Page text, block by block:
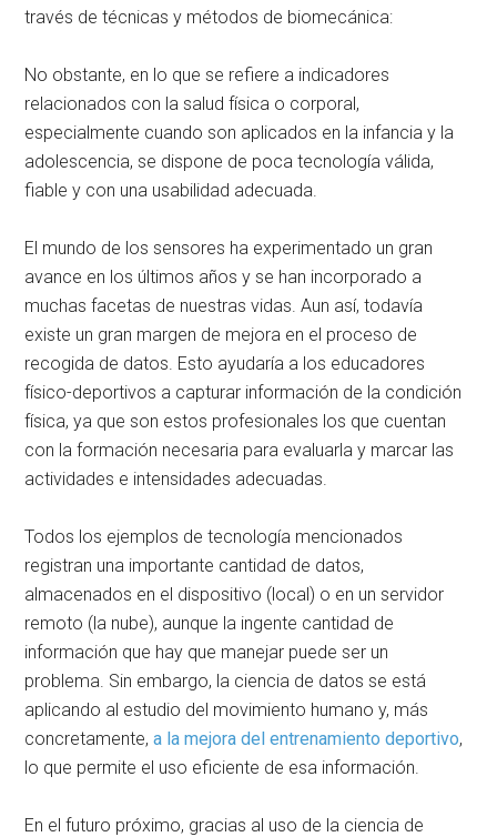
través de técnicas y métodos de biomecánica:
No obstante, en lo que se refiere a indicadores
relacionados con la salud física o corporal,
especialmente cuando son aplicados en la infancia y la
adolescencia, se dispone de poca tecnología válida,
fiable y con una usabilidad adecuada.
El mundo de los sensores ha experimentado un gran
avance en los últimos años y se han incorporado a
muchas facetas de nuestras vidas. Aun así, todavía
existe un gran margen de mejora en el proceso de
recogida de datos. Esto ayudaría a los educadores
físico-deportivos a capturar información de la condición
física, ya que son estos profesionales los que cuentan
con la formación necesaria para evaluarla y marcar las
actividades e intensidades adecuadas.
Todos los ejemplos de tecnología mencionados
registran una importante cantidad de datos,
almacenados en el dispositivo (local) o en un servidor
remoto (la nube), aunque la ingente cantidad de
información que hay que manejar puede ser un
problema. Sin embargo, la ciencia de datos se está
aplicando al estudio del movimiento humano y, más
concretamente,a la mejora del entrenamiento deportivo,
lo que permite el uso eficiente de esa información.
En el futuro próximo, gracias al uso de la ciencia de